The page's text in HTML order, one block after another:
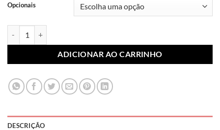
Opcionais
ADICIONAR AO CARRINHO
DESCRIÇÃO